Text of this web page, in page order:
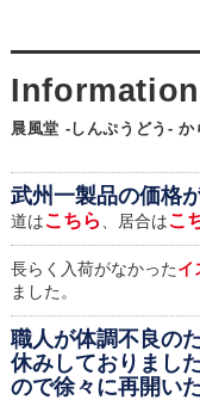
晨風堂 -しんぷうどう- か
武州一製品の価格
道はこちら 、居合はこ
長らく入荷がなかった イ
ました。
職人が体調不良の
休みしておりまし
ので徐々に再開い